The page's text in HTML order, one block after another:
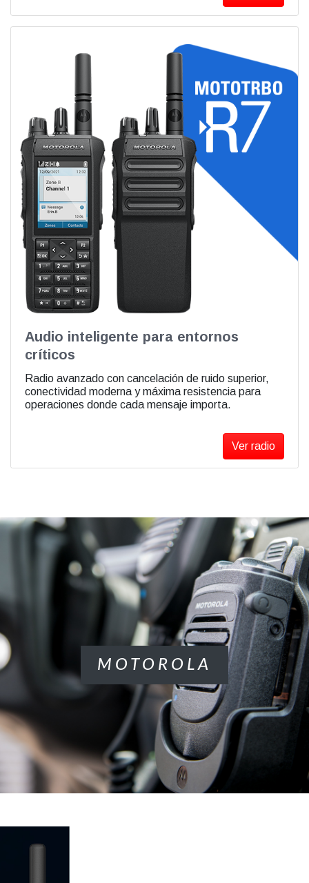
Audio inteligente para entornos
críticos
Radio avanzado con cancelación de ruido superior,
conectividad moderna y máxima resistencia para
operaciones donde cada mensaje importa.
Ver radio
MOTOROLA